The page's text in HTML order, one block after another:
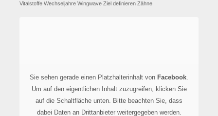
Vitalstoffe Wechseljahre Wingwave Ziel definieren Zähne
Sie sehen gerade einen Platzhalterinhalt von Facebook.
Um auf den eigentlichen Inhalt zuzugreifen, klicken Sie
auf die Schaltfläche unten. Bitte beachten Sie, dass
dabei Daten an Drittanbieter weitergegeben werden.